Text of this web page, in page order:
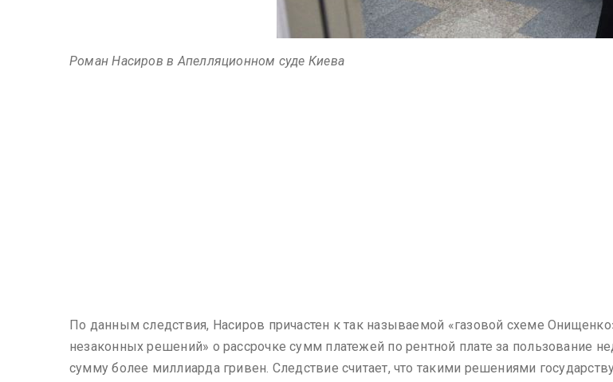
Роман Насиров в Апелляционном суде Киева
По данным следствия, Насиров причастен к так называемой «газовой схеме
незаконных решений» о рассрочке сумм платежей по рентной плате за пользование
сумму более миллиарда гривен. Следствие считает, что такими решениями